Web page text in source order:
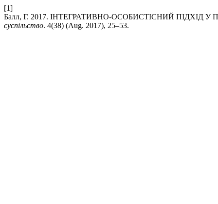
[1]
Балл, Г. 2017. ІНТЕГРАТИВНО-ОСОБИСТІСНИЙ
суспільство. 4(38) (Aug. 2017), 25–53.